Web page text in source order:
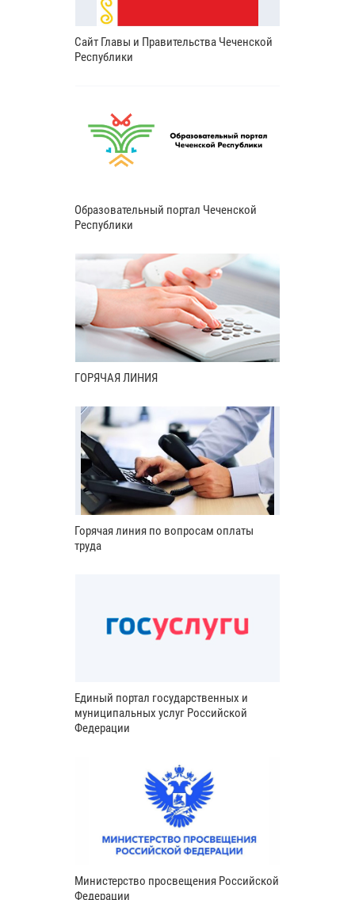
Сайт Главы и Правительства Чеченской
Республики
Образовательный портал Чеченской
Республики
ГОРЯЧАЯ ЛИНИЯ
Горячая линия по вопросам оплаты
труда
Единый портал государственных и
муниципальных услуг Российской
Федерации
Министерство просвещения Российской
Федерации